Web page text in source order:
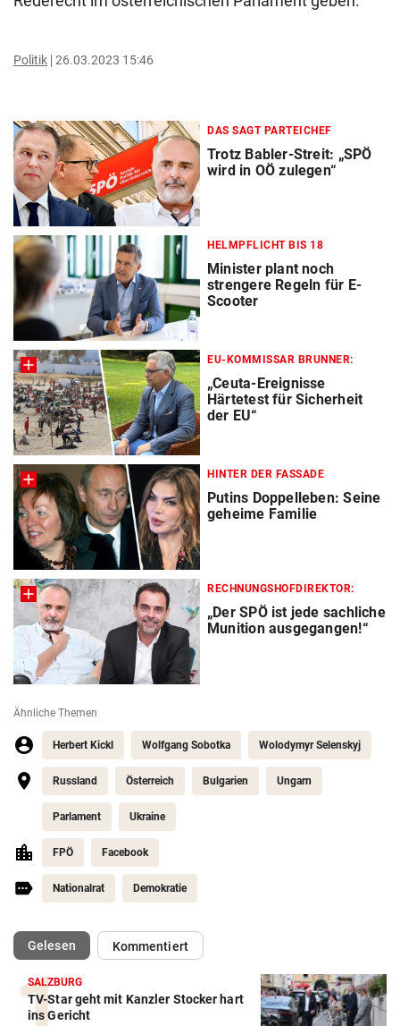
Politik 26.03.2023 15:46
DAS SAGT PARTEICHEF
Trotz Babler-Streit: „SPÖ
wird in OÖ zulegen“
HELMPFLICHT BIS 18
Minister plant noch
strengere Regeln für E-
Scooter
EU-KOMMISSAR BRUNNER:
„Ceuta-Ereignisse
Härtetest für Sicherheit
der EU“
HINTER DER FASSADE
Putins Doppelleben: Seine
geheime Familie
RECHNUNGSHOFDIREKTOR:
„Der SPÖ ist jede sachliche
Munition ausgegangen!“
Ähnliche Themen
Herbert Kickl Wolfgang Sobotka Wolodymyr Selenskyj
Russland Österreich Bulgarien Ungarn
Parlament Ukraine
FPÖ Facebook
Nationalrat Demokratie
Gelesen(ausgewählt)Kommentiert
SALZBURG
TV-Star geht mit Kanzler Stocker hart
ins Gericht